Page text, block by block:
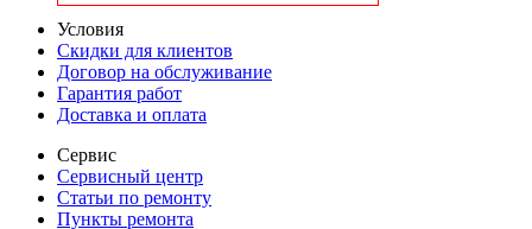
Условия
Скидки для клиентов
Договор на обслуживание
Гарантия работ
Доставка и оплата
Сервис
Сервисный центр
Статьи по ремонту
Пункты ремонта